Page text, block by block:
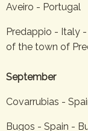
Aveiro - Portugal
Predappio - Italy
of the town of
September
Covarrubias -
Bugos - Spain -